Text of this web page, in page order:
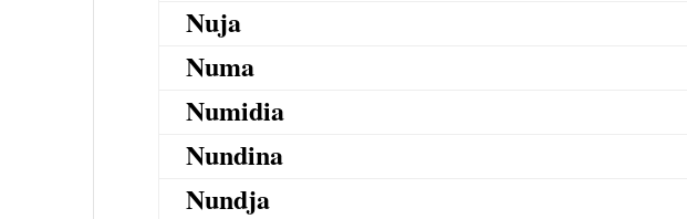
Nuja
Numa
Numidia
Nundina
Nundja